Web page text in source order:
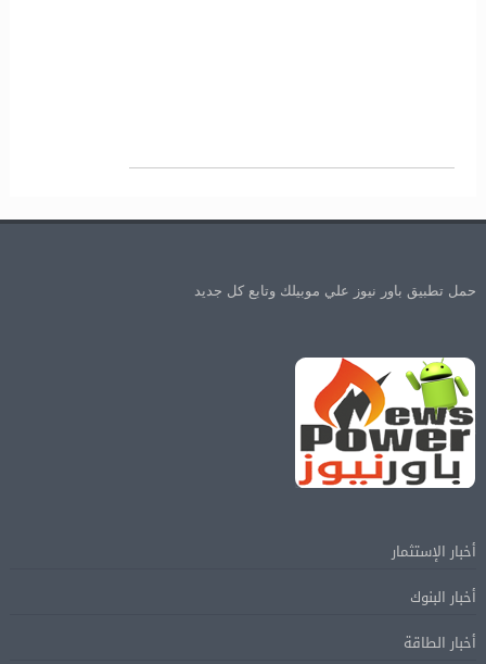
حمل تطبيق باور نيوز علي موبيلك وتابع كل جديد
أخبار الإستثمار
أخبار البنوك
أخبار الطاقة